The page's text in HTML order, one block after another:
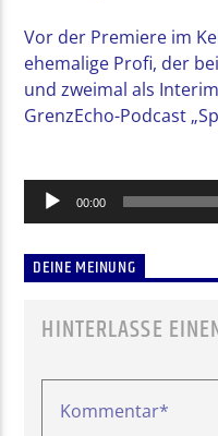
Vor der Premiere im
ehemalige Profi, der
und zweimal als
GrenzEcho-Podcast
Audio-
Player
00:00
DEINE MEINUNG
HINTERLASSE